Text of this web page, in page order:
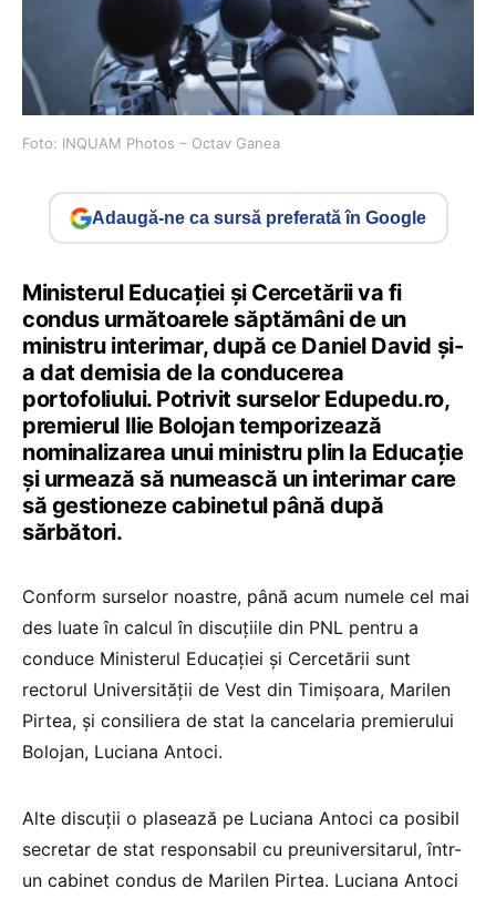
Foto: INQUAM Photos – Octav Ganea
Adaugă-ne ca sursă preferată în Google
Ministerul Educației și Cercetării va fi
condus următoarele săptămâni de un
ministru interimar, după ce Daniel David și-
a dat demisia de la conducerea
portofoliului. Potrivit surselor Edupedu.ro,
premierul Ilie Bolojan temporizează
nominalizarea unui ministru plin la Educație
și urmează să numească un interimar care
să gestioneze cabinetul până după
sărbători.
Conform surselor noastre, până acum numele cel mai
des luate în calcul în discuțiile din PNL pentru a
conduce Ministerul Educației și Cercetării sunt
rectorul Universității de Vest din Timișoara, Marilen
Pirtea, și consiliera de stat la cancelaria premierului
Bolojan, Luciana Antoci.
Alte discuții o plasează pe Luciana Antoci ca posibil
secretar de stat responsabil cu preuniversitarul, într-
un cabinet condus de Marilen Pirtea. Luciana Antoci